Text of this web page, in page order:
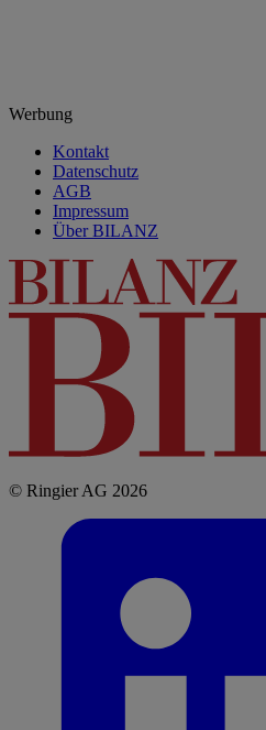
Werbung
Kontakt
Datenschutz
AGB
Impressum
Über BILANZ
© Ringier AG 2026